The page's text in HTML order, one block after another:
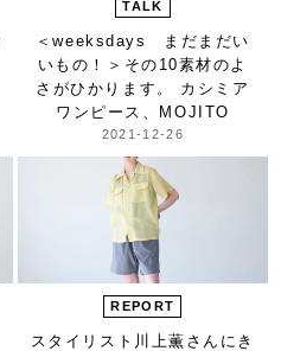
TALK
＜weeksdays まだまだい
いもの！＞ その10素材のよ
さがひかります。 カシミア
ワンピース、MOJITO
2021-12-26
REPORT
スタイリスト川上薫さんにき